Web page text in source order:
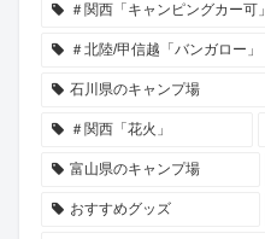
＃関西「キャンピングカー可」
＃北陸/甲信越「バンガロー」
石川県のキャンプ場
＃関西「花火」
富山県のキャンプ場
おすすめグッズ